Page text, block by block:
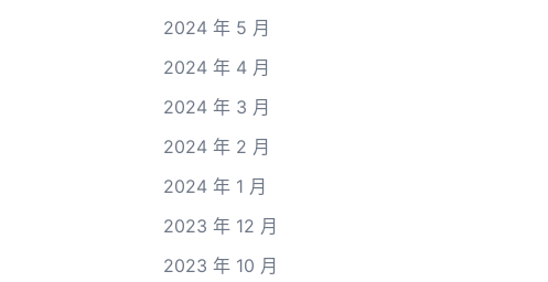
2024 年 5 月
2024 年 4 月
2024 年 3 月
2024 年 2 月
2024 年 1 月
2023 年 12 月
2023 年 10 月